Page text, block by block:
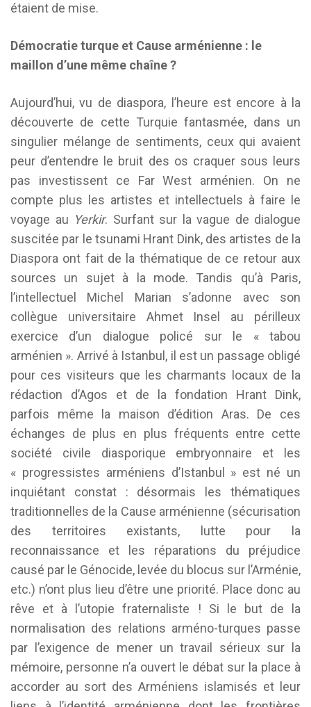
étaient de mise.
Démocratie turque et Cause arménienne : le
maillon d’une même chaîne ?
Aujourd’hui, vu de diaspora, l’heure est encore à la
découverte de cette Turquie fantasmée, dans un
singulier mélange de sentiments, ceux qui avaient
peur d’entendre le bruit des os craquer sous leurs
pas investissent ce Far West arménien. On ne
compte plus les artistes et intellectuels à faire le
voyage au Yerkir. Surfant sur la vague de dialogue
suscitée par le tsunami Hrant Dink, des artistes de la
Diaspora ont fait de la thématique de ce retour aux
sources un sujet à la mode. Tandis qu’à Paris,
l’intellectuel Michel Marian s’adonne avec son
collègue universitaire Ahmet Insel au périlleux
exercice d’un dialogue policé sur le « tabou
arménien ». Arrivé à Istanbul, il est un passage obligé
pour ces visiteurs que les charmants locaux de la
rédaction d’Agos et de la fondation Hrant Dink,
parfois même la maison d’édition Aras. De ces
échanges de plus en plus fréquents entre cette
société civile diasporique embryonnaire et les
« progressistes arméniens d’Istanbul » est né un
inquiétant constat : désormais les thématiques
traditionnelles de la Cause arménienne (sécurisation
des territoires existants, lutte pour la
reconnaissance et les réparations du préjudice
causé par le Génocide, levée du blocus sur l’Arménie,
etc.) n’ont plus lieu d’être une priorité. Place donc au
rêve et à l’utopie fraternaliste ! Si le but de la
normalisation des relations arméno-turques passe
par l’exigence de mener un travail sérieux sur la
mémoire, personne n’a ouvert le débat sur la place à
accorder au sort des Arméniens islamisés et leur